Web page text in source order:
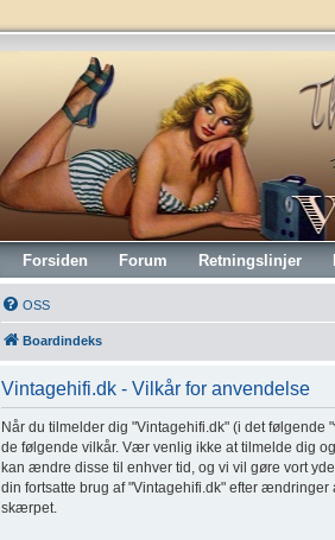
Vintagehifi.dk
Forsiden Forum Retningslinjer
OSS
Boardindeks
Vintagehifi.dk - Vilkår for anvendelse
Når du tilmelder dig "Vintagehifi.dk" (i det følgende
de følgende vilkår. Vær venlig ikke at tilmelde dig
kan ændre disse til enhver tid, og vi vil gøre vort
din fortsatte brug af "Vintagehifi.dk" efter
skærpet.